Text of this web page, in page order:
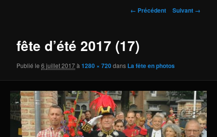
Navigation
← Précédent Suivant →
fête d’été 2017 (17)
Publié le6 juillet 2017à1280 × 720dans La fête en photos